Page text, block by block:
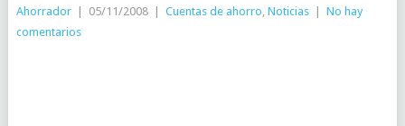
Ahorrador 05/11/2008 Cuentas de ahorro, Noticias
No hay
comentarios